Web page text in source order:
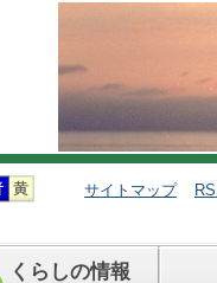
サイトマップ
くらしの情報